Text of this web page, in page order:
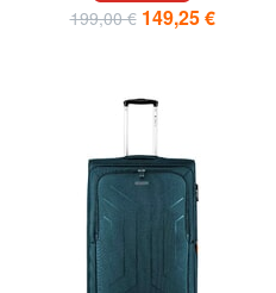
199,00 € 149,25 €